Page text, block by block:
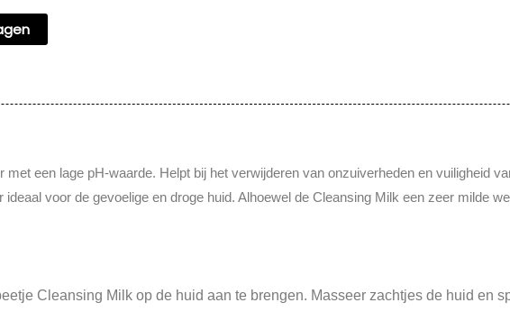
een lage pH-waarde. Helpt bij het verwijderen van onzuiverheden en vuiligheid
voor de gevoelige en droge huid. Alhoewel de Cleansing Milk een zeer milde
Cleansing Milk op de huid aan te brengen. Masseer zachtjes de huid en